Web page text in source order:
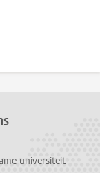
universiteit